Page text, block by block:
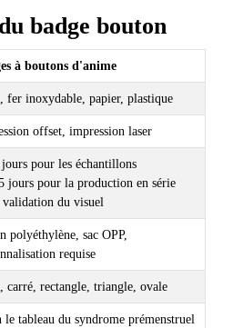
badge bouton
à boutons d'anime
fer inoxydable, papier, plastique
offset, impression laser
pour les échantillons
jours pour la production en série
validation du visuel
polyéthylène, sac OPP,
requise
carré, rectangle, triangle, ovale
le tableau du syndrome prémenstruel